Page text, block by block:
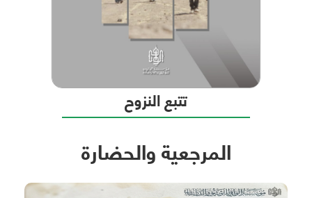
تتبع النزوح
المرجعية والحضارة